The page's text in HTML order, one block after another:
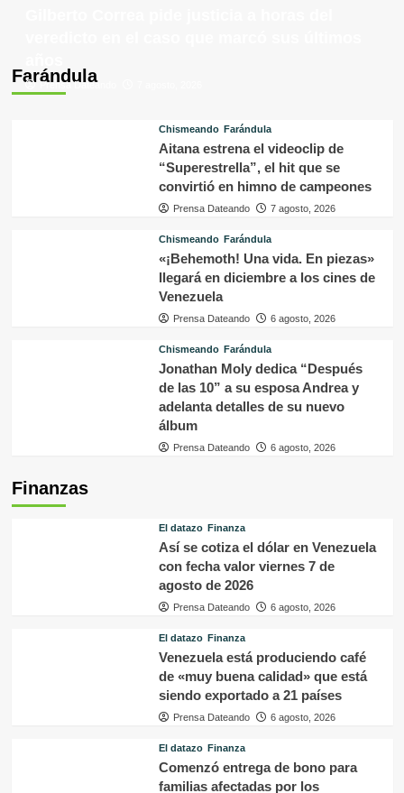
Farándula
Prensa Dateando
Chismeando Farándula
Aitana estrena el videoclip de
“Superestrella”, el hit que se
convirtió en himno de campeones
Prensa Dateando 7 agosto, 2026
Chismeando Farándula
«¡Behemoth! Una vida. En piezas»
llegará en diciembre a los cines de
Venezuela
Prensa Dateando 6 agosto, 2026
Chismeando Farándula
Jonathan Moly dedica “Después
de las 10” a su esposa Andrea y
adelanta detalles de su nuevo
álbum
Prensa Dateando 6 agosto, 2026
Finanzas
El datazo Finanza
Así se cotiza el dólar en Venezuela
con fecha valor viernes 7 de
agosto de 2026
Prensa Dateando 6 agosto, 2026
El datazo Finanza
Venezuela está produciendo café
de «muy buena calidad» que está
siendo exportado a 21 países
Prensa Dateando 6 agosto, 2026
El datazo Finanza
Comenzó entrega de bono para
familias afectadas por los